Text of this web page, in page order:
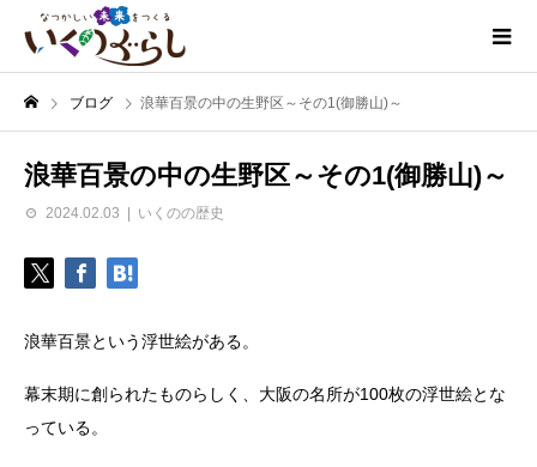
ブログ 浪華百景の中の生野区～その1(御勝山)～
浪華百景の中の生野区～その1(御勝山)～
2024.02.03 いくのの歴史
浪華百景という浮世絵がある。
幕末期に創られたものらしく、大阪の名所が100枚の浮世絵とな
っている。